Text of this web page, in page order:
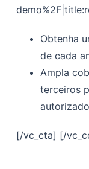
Obtenha
de cada
Ampla
terceiros
[/vc_cta] [/